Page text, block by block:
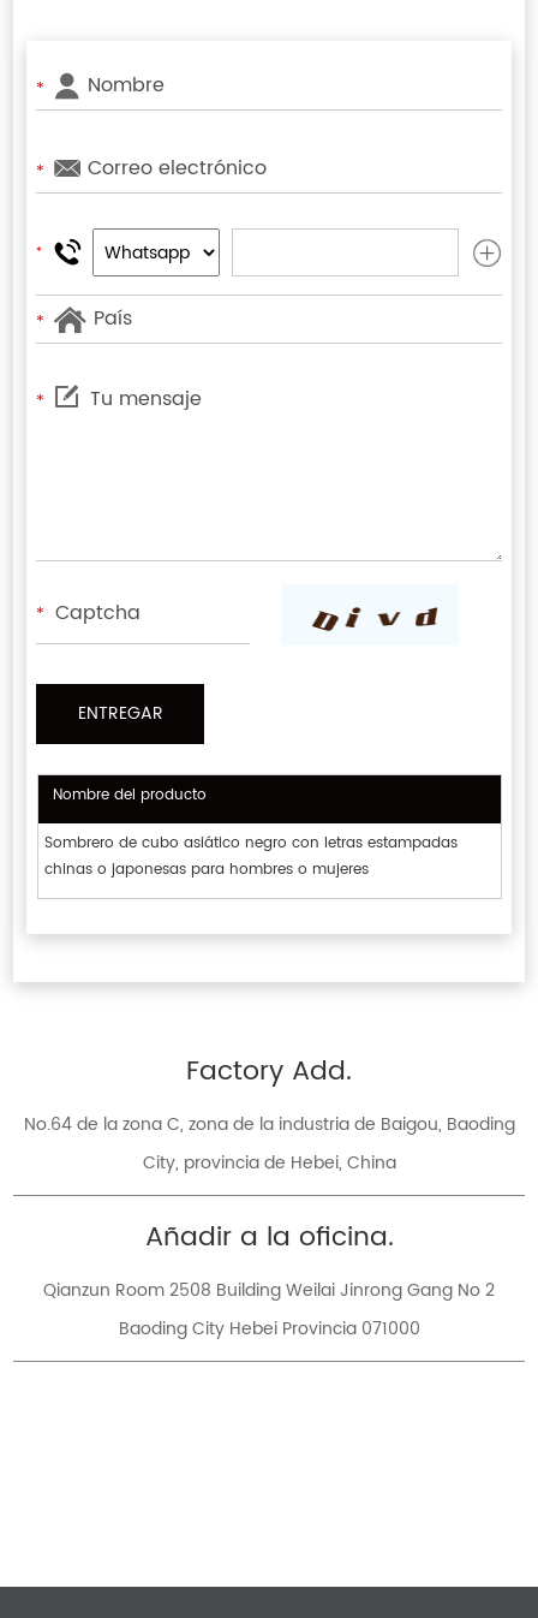
*
*
*
*
*
*
Nombre del producto
Sombrero de cubo asiático negro con letras estampadas
chinas o japonesas para hombres o mujeres
Factory Add.
No.64 de la zona C, zona de la industria de Baigou, Baoding
City, provincia de Hebei, China
Añadir a la oficina.
Qianzun Room 2508 Building Weilai Jinrong Gang No 2
Baoding City Hebei Provincia 071000